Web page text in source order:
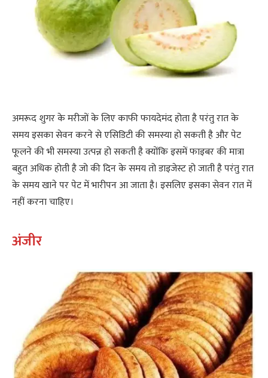
अमरूद शुगर के मरीजों के लिए काफी फायदेमंद होता है परंतु रात के
समय इसका सेवन करने से एसिडिटी की समस्या हो सकती है और पेट
फूलने की भी समस्या उत्पन्न हो सकती है क्योंकि इसमें फाइबर की मात्रा
बहुत अधिक होती है जो की दिन के समय तो डाइजेस्ट हो जाती है परंतु रात
के समय खाने पर पेट में भारीपन आ जाता है। इसलिए इसका सेवन रात में
नहीं करना चाहिए।
अंजीर